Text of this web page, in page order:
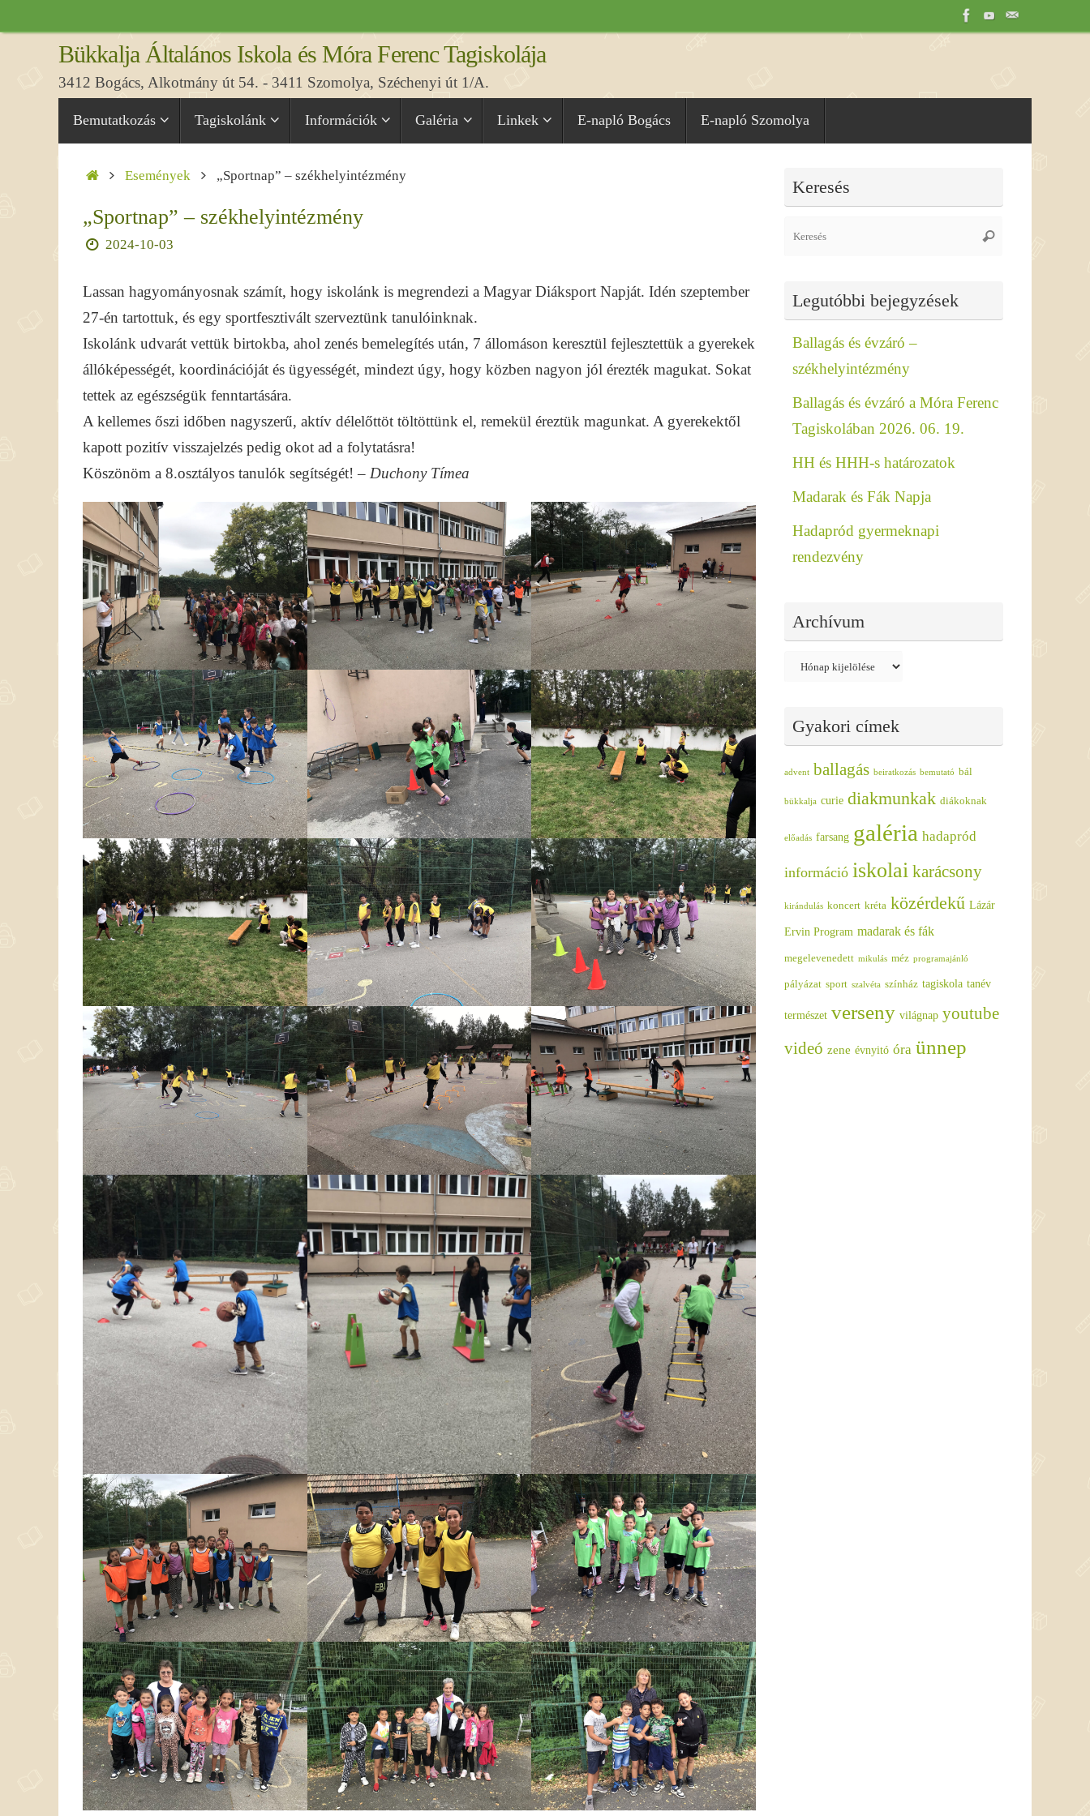
a
tartalomraBükkalja Általános Iskola és Móra Ferenc Tagiskolája
3412 Bogács, Alkotmány út 54. - 3411 Szomolya, Széchenyi út 1/A.
Bemutatkozás Tagiskolánk Információk Galéria Linkek E-napló Bogács E-napló Szomolya
HomeEsemények „Sportnap” – székhelyintézmény
„Sportnap” – székhelyintézmény
2024-10-03
Lassan hagyományosnak számít, hogy iskolánk is megrendezi a Magyar Diáksport Napját. Idén szeptember
27-én tartottuk, és egy sportfesztivált szerveztünk tanulóinknak.
Iskolánk udvarát vettük birtokba, ahol zenés bemelegítés után, 7 állomáson keresztül fejlesztettük a gyerekek
állóképességét, koordinációját és ügyességét, mindezt úgy, hogy közben nagyon jól érezték magukat. Sokat
tettek az egészségük fenntartására.
A kellemes őszi időben nagyszerű, aktív délelőttöt töltöttünk el, remekül éreztük magunkat. A gyerekektől
kapott pozitív visszajelzés pedig okot ad a folytatásra!
Köszönöm a 8.osztályos tanulók segítségét! – Duchony Tímea
Keresés
Keresés
Legutóbbi bejegyzések
Ballagás és évzáró –
székhelyintézmény
Ballagás és évzáró a Móra Ferenc
Tagiskolában 2026. 06. 19.
HH és HHH-s határozatok
Madarak és Fák Napja
Hadapród gyermeknapi
rendezvény
Archívum
Archívum
Gyakori címek
advent ballagás beiratkozás bemutató bál
bükkalja curie diakmunkak diákoknak
előadás farsang galéria hadapród
információ iskolai karácsony
kirándulás koncert kréta közérdekű Lázár
Ervin Program madarak és fák
megelevenedett mikulás méz programajánló
pályázat sport szalvéta színház tagiskola tanév
természet verseny világnap youtube
videó zene évnyitó óra ünnep